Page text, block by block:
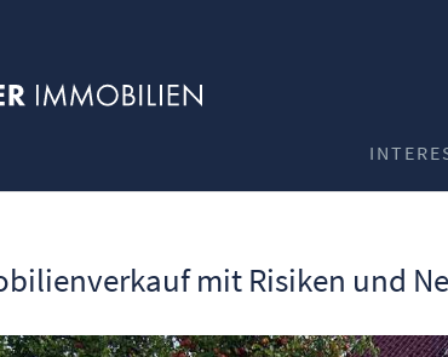
mit Risiken und